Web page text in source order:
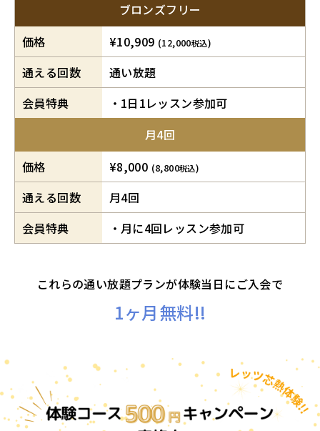
ブロンズフリー
価格
¥10,909 (12,000税込)
通える回数
通い放題
会員特典
1日1レッスン参加可
月4回
価格
¥8,000 (8,800税込)
通える回数
月4回
会員特典
月に4回レッスン参加可
これらの通い放題プランが体験当日にご入会で
1ヶ月無料!!